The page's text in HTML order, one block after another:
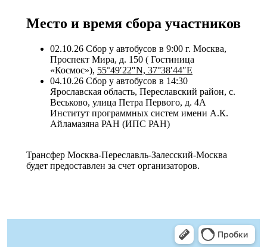
Место и время сбора участников
02.10.26 Сбор у автобусов в 9:00 г. Москва,
Проспект Мира, д. 150 ( Гостиница
«Космос»), 55°49′22″N, 37°38′44″E
04.10.26 Сбор у автобусов в 14:30
Ярославская область, Переславский район, с.
Веськово, улица Петра Первого, д. 4А
Институт программных систем имени А.К.
Айламазяна РАН (ИПС РАН)
Трансфер Москва-Переславль-Залесский-Москва
будет предоставлен за счет организаторов.